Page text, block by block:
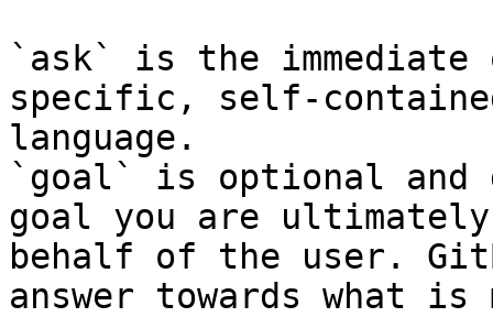
`ask` is the
specific, self-
language.
`goal` is optional and
goal you are
behalf of the user.
answer towards what